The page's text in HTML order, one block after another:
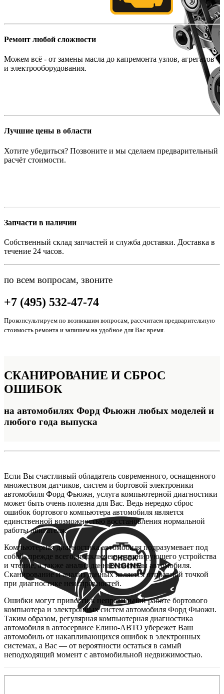
Ремонт любой сложности
Можем всё - от замены масла до капремонта узлов, агрегатов
и электрооборудования.
Лучшие цены в области
Хотите убедиться? Позвоните и мы сделаем предварительный
расчёт стоимости.
Запчасти в наличии
Собственный склад запчастей и служба доставки. Доставка в
течение 24 часов.
по всем вопросам, звоните
+7 (495) 532-47-74
Проконсультируем по возникшим вопросам, рассчитаем предварительную
стоимость ремонта и запишем на удобное для Вас время.
СКАНИРОВАНИЕ И СБРОС
ОШИБОК
на автомобилях Форд Фьюжн любых моделей и
любого года выпуска
Если Вы счастливый обладатель современного, оснащенного
множеством датчиков, систем и бортовой электроники
автомобиля Форд Фьюжн, услуга компьютерной диагностики
может быть очень полезна для Вас. Ведь нередко сброс
ошибок бортового компьютера автомобиля является
единственной возможностью восстановления нормальной
работы двигателя.
Компьютерная диагностика автомобиля подразумевает под
собой, прежде всего, подключение сканирующего устройства
и чтение, а также анализ данных системы автомобиля.
Сканирование и анализ данных является отправной точкой
при диагностике неисправностей.
Ошибки могут привести к неправильной работе бортового
компьютера и электронных систем автомобиля Форд Фьюжн.
Таким образом, регулярная компьютерная диагностика
автомобиля в автосервисе Елино-АВТО убережет Ваш
автомобиль от накапливающихся ошибок в электронных
системах, а Вас — от вероятности остаться в самый
неподходящий момент c автомобильной недвижимостью.